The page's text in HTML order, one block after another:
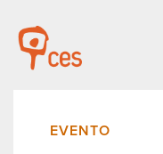
EVENTO